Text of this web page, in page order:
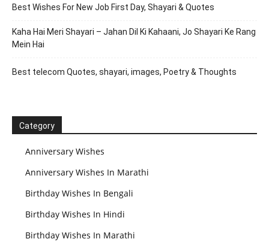
Best Wishes For New Job First Day, Shayari & Quotes
Kaha Hai Meri Shayari – Jahan Dil Ki Kahaani, Jo Shayari Ke Rang
Mein Hai
Best telecom Quotes, shayari, images, Poetry & Thoughts
Category
Anniversary Wishes
Anniversary Wishes In Marathi
Birthday Wishes In Bengali
Birthday Wishes In Hindi
Birthday Wishes In Marathi